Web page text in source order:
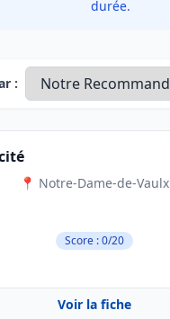
durée.
:
📍 Notre-Dame-de-Vaulx
Score : 0/20
Voir la fiche